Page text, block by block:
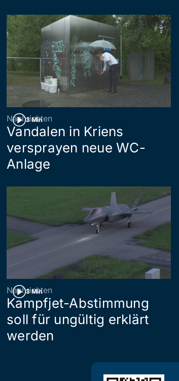
3 Min
Nachrichten
Vandalen in Kriens
versprayen neue WC-
Anlage
3 Min
Nachrichten
Kampfjet-Abstimmung
soll für ungültig erklärt
werden